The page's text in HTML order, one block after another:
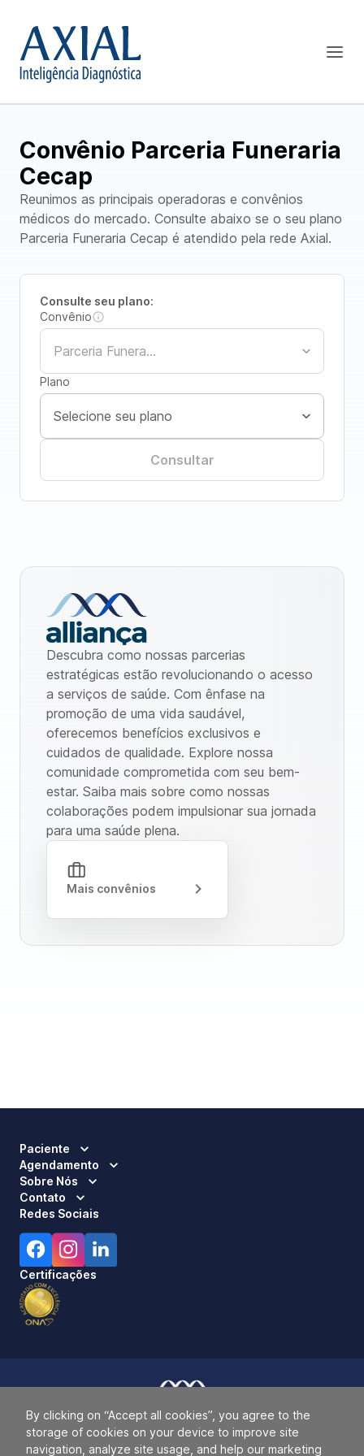
By clicking on “Accept all cookies”, you agree to the
storage of cookies on your device to improve site
navigation, analyze site usage, and help our marketing
Convênio Parceria Funeraria
Cecap
Reunimos as principais operadoras e convênios
médicos do mercado. Consulte abaixo se o seu plano
Parceria Funeraria Cecap é atendido pela rede Axial.
Consulte seu plano:
Convênio
Plano
Consultar
Descubra como nossas parcerias
estratégicas estão revolucionando o acesso
a serviços de saúde. Com ênfase na
promoção de uma vida saudável,
oferecemos benefícios exclusivos e
cuidados de qualidade. Explore nossa
comunidade comprometida com seu bem-
estar. Saiba mais sobre como nossas
colaborações podem impulsionar sua jornada
para uma saúde plena.
Mais convênios
Paciente
Agendamento
Sobre Nós
Contato
Redes Sociais
Certificações
Responsável Técnico:
Dra. Luci Mara Barbiero – CRM 120.433/SP
2026 ALLIANÇA. TODOS OS DIREITOS RESERVADOS.
42.771.949/0019-64.